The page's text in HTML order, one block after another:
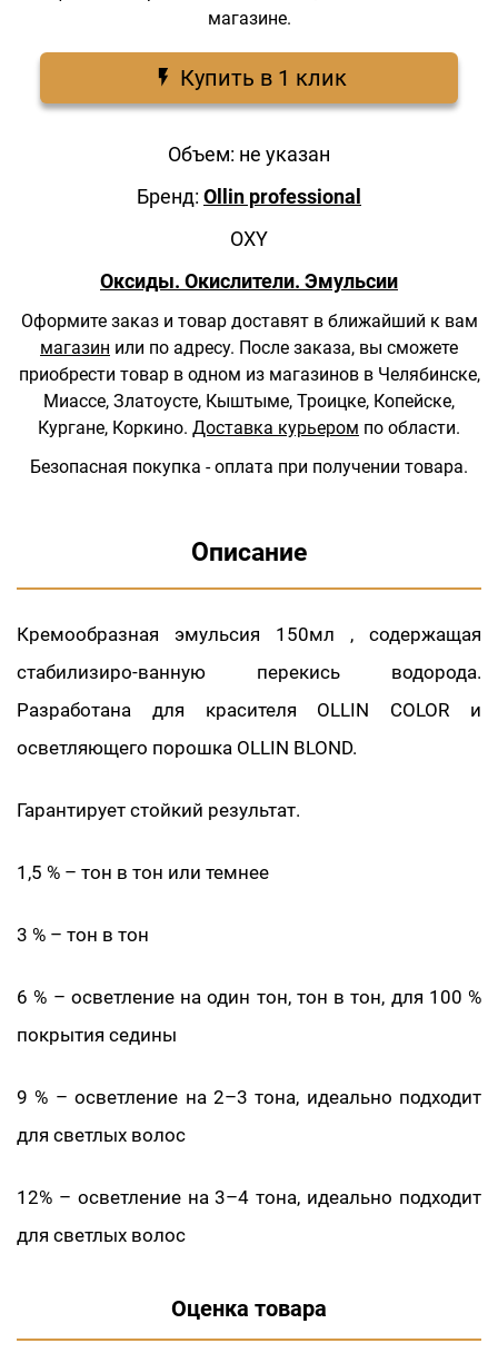
магазине.
Купить в 1 клик
Объем: не указан
Бренд: Ollin professional
OXY
Оксиды. Окислители. Эмульсии
Оформите заказ и товар доставят в ближайший к вам
магазин или по адресу. После заказа, вы сможете
приобрести товар в одном из магазинов в Челябинске,
Миассе, Златоусте, Кыштыме, Троицке, Копейске,
Кургане, Коркино. Доставка курьером по области.
Безопасная покупка - оплата при получении товара.
Описание
Кремообразная эмульсия 150мл , содержащая
стабилизиро-ванную перекись водорода.
Разработана для красителя OLLIN COLOR и
осветляющего порошка OLLIN BLOND.
Гарантирует стойкий результат.
1,5 % – тон в тон или темнее
3 % – тон в тон
6 % – осветление на один тон, тон в тон, для 100 %
покрытия седины
9 % – осветление на 2–3 тона, идеально подходит
для светлых волос
12% – осветление на 3–4 тона, идеально подходит
для светлых волос
Оценка товара